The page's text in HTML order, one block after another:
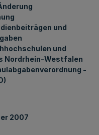
und
und
Nordrhein-Westfalen
-
2007